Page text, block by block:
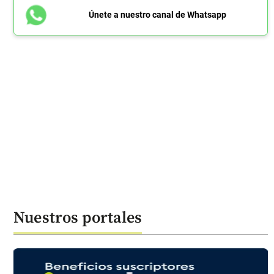
Únete a nuestro canal de Whatsapp
Nuestros portales